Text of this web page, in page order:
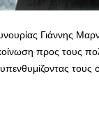
Γιάννης
προς τους
τους